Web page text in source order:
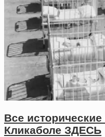
Все
Кликаболе ЗДЕСЬ